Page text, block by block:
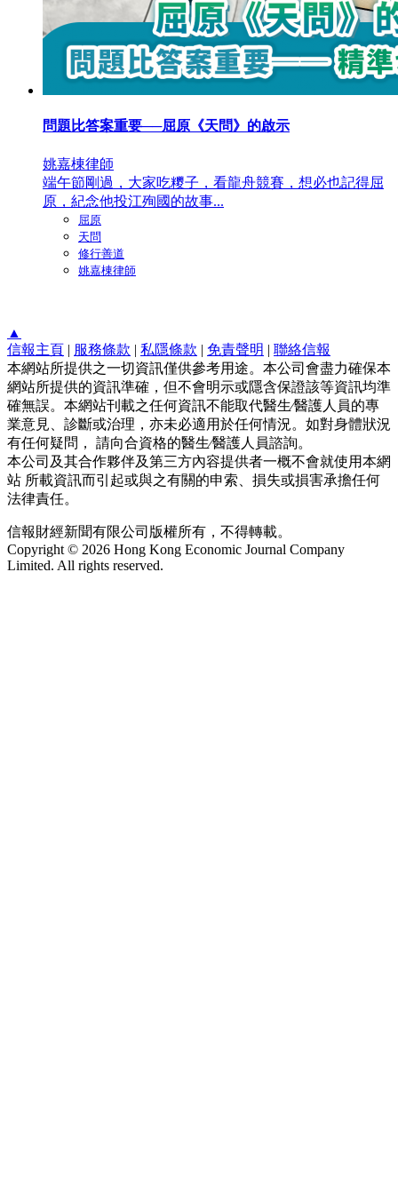
問題比答案重要──屈原《天問》的啟示
姚嘉棟律師
端午節剛過，大家吃糭子，看龍舟競賽，想必也記得屈
原，紀念他投江殉國的故事...
屈原
天問
修行善道
姚嘉棟律師
▲
信報主頁 | 服務條款 | 私隱條款 | 免責聲明 | 聯絡信報
本網站所提供之一切資訊僅供參考用途。本公司會盡力確保本
網站所提供的資訊準確，但不會明示或隱含保證該等資訊均準
確無誤。本網站刊載之任何資訊不能取代醫生∕醫護人員的專
業意見、診斷或治理，亦未必適用於任何情況。如對身體狀況
有任何疑問， 請向合資格的醫生∕醫護人員諮詢。
本公司及其合作夥伴及第三方內容提供者一概不會就使用本網
站 所載資訊而引起或與之有關的申索、損失或損害承擔任何
法律責任。
信報財經新聞有限公司版權所有，不得轉載。
Copyright © 2026 Hong Kong Economic Journal Company
Limited. All rights reserved.